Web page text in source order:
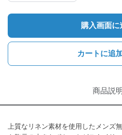
購入画面に
カートに追
商品説明
上質なリネン素材を使用したメンズ